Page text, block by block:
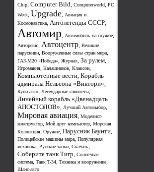
Chip, Computer Bild, Computerworld, PC
Week, Upgrade, Авиация и
Космонавтика, Автолегенды СССР,
Автомир, Автомобиль на службе,
Авторевю, Автоцентр, Великие
парусники, Вооруженные силы стран мира,
ГАЗ-М20 «Победа», Журнал, За рулем,
Игромания, Калашников, Клаксон,
Компьютерные вести, Корабль
адмирала Нельсона «Виктори»,
Купи авто, Легендарные самолёты,
Линейный корабль «Двенадцать
АПОСТОЛОВ», Лучший Автовыбор,
Мировая авиация, Моделист-
конструктор, Мой друг компьютер, Морская
Коллекция, Оружие, Парусник Баунти,
Полицейские машины мира, Популярная
механика, Русские танки, Скачать,
Соберите танк Тигр, Солнечная
система, Танк T-34, Техника и вооружение,
Шанс-авто